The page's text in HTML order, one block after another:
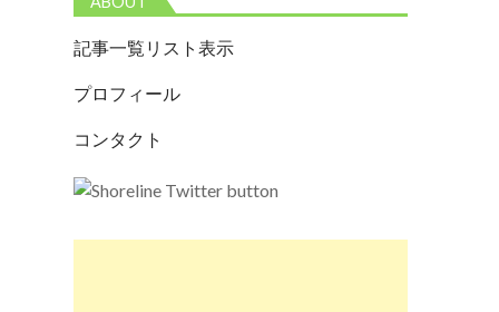
記事一覧リスト表示
プロフィール
コンタクト